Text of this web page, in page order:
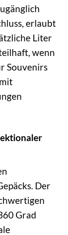
erlaubt
Liter
wenn
Souvenirs
Der
Grad